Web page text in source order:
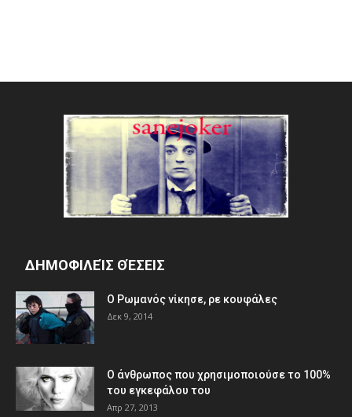
ΔΗΜΟΦΙΛΕΊΣ ΘΈΣΕΙΣ
Ο Ρωμανός νίκησε, ρε κουφάλες
Δεκ 9, 2014
Ο άνθρωπος που χρησιμοποιούσε το 100%
του εγκεφάλου του
Απρ 27, 2013